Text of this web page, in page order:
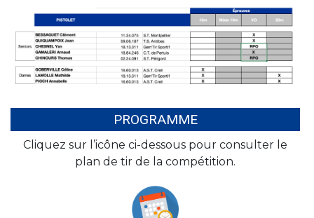
PROGRAMME
Cliquez sur l’icône ci-dessous pour consulter le
plan de tir de la compétition.